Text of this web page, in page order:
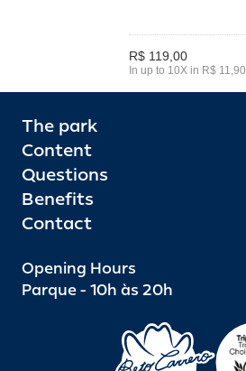
R$ 119,00
In up to 10X in R$ 11,90
The park
Content
Questions
Benefits
Contact
Opening Hours
Parque - 10h às 20h